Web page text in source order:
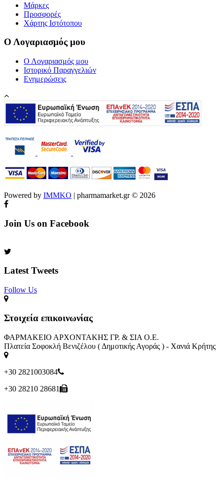
Μάρκες
Προσφορές
Χάρτης Ιστότοπου
Ο Λογαριασμός μου
Ο Λογαριασμός μου
Ιστορικό Παραγγελιών
Ενημερώσεις
Powered by IMMKO | pharmamarket.gr © 2026
Join Us on Facebook
Latest Tweets
Follow Us​
Στοιχεία επικοινωνίας
ΦΑΡΜΑΚΕΙΟ ΑΡΧΟΝΤΑΚΗΣ ΓΡ. & ΣΙΑ Ο.Ε.
Πλατεία Σοφοκλή Βενιζέλου ( Δημοτικής Αγοράς ) - Χανιά Κρήτης
+30 2821003084
+30 28210 28681